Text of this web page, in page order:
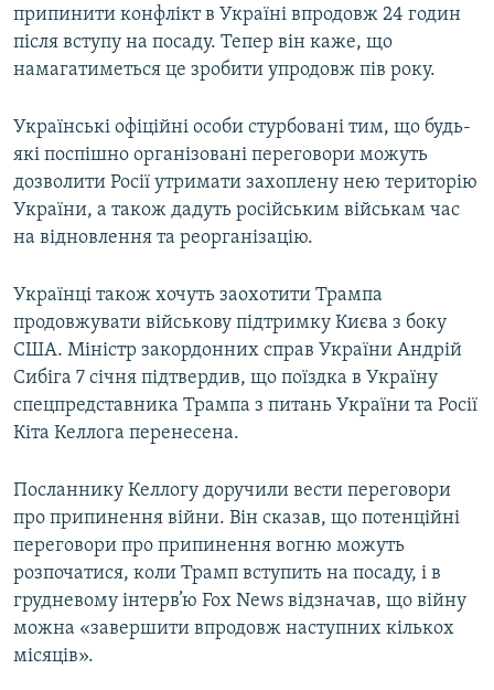
припинити конфлікт в Україні впродовж 24 годин
після вступу на посаду. Тепер він каже, що
намагатиметься це зробити упродовж пів року.
Українські офіційні особи стурбовані тим, що будь-
які поспішно організовані переговори можуть
дозволити Росії утримати захоплену нею територію
України, а також дадуть російським військам час
на відновлення та реорганізацію.
Українці також хочуть заохотити Трампа
продовжувати військову підтримку Києва з боку
США. Міністр закордонних справ України Андрій
Сибіга 7 січня підтвердив, що поїздка в Україну
спецпредставника Трампа з питань України та Росії
Кіта Келлога перенесена.
Посланнику Келлогу доручили вести переговори
про припинення війни. Він сказав, що потенційні
переговори про припинення вогню можуть
розпочатися, коли Трамп вступить на посаду, і в
грудневому інтерв’ю Fox News відзначав, що війну
можна «завершити впродовж наступних кількох
місяців».